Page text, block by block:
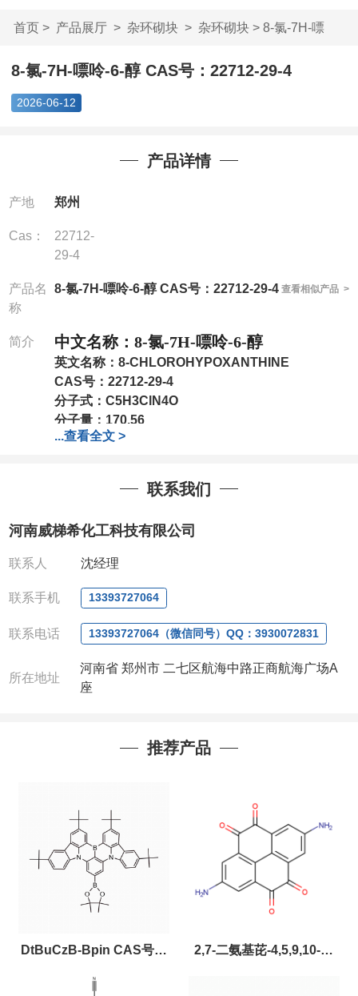
首页> 产品展厅> 杂环砌块> 杂环砌块> 8-氯-7H-嘌
呤-6-醇 CAS号：227...
8-氯-7H-嘌呤-6-醇 CAS号：22712-29-4
2026-06-12
产品详情
产地 郑州
Cas：
22712-
29-4
产品名
称
8-氯-7H-嘌呤-6-醇 CAS号：22712-29-4 查看相似产品 >
简介 中文名称： 8-氯-7H-嘌呤-6-醇
英文名称： 8-CHLOROHYPOXANTHINE
CAS号： 22712-29-4
分子式： C5H3ClN4O
分子量： 170.56
可根据客户需求进行分装
:13393727064
欢迎致电,或QQ
...查看全文 >
联系我们
河南威梯希化工科技有限公司
联系人 沈经理
联系手机 13393727064
联系电话 13393727064（微信同号）QQ：3930072831
所在地址
河南省 郑州市 二七区航海中路正商航海广场A
座
推荐产品
DtBuCzB-Bpin CAS号：
2643331-97-7
2,7-二氨基芘-4,5,9,10-四